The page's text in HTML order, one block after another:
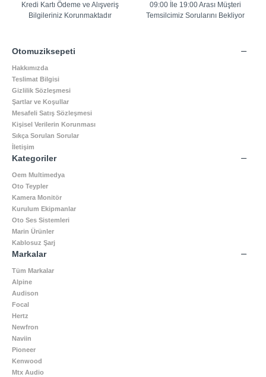
Kredi Kartı Ödeme ve Alışveriş
Bilgileriniz Korunmaktadır
09:00 İle 19:00 Arası Müşteri
Temsilcimiz Sorularını Bekliyor
Otomuziksepeti
Hakkımızda
Teslimat Bilgisi
Gizlilik Sözleşmesi
Şartlar ve Koşullar
Mesafeli Satış Sözleşmesi
Kişisel Verilerin Korunması
Sıkça Sorulan Sorular
İletişim
Kategoriler
Oem Multimedya
Oto Teypler
Kamera Monitör
Kurulum Ekipmanlar
Oto Ses Sistemleri
Marin Ürünler
Kablosuz Şarj
Markalar
Tüm Markalar
Alpine
Audison
Focal
Hertz
Newfron
Naviin
Pioneer
Kenwood
Mtx Audio